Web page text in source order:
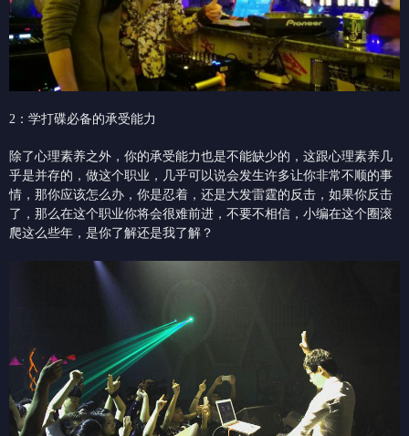
2：学打碟必备的承受能力
除了心理素养之外，你的承受能力也是不能缺少的，这跟心理素养几
乎是并存的，做这个职业，几乎可以说会发生许多让你非常不顺的事
情，那你应该怎么办，你是忍着，还是大发雷霆的反击，如果你反击
了，那么在这个职业你将会很难前进，不要不相信，小编在这个圈滚
爬这么些年，是你了解还是我了解？